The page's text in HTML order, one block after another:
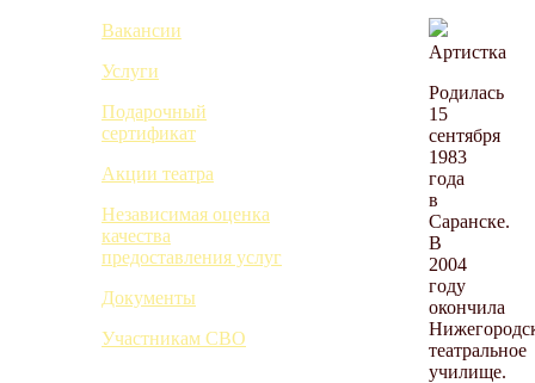
Вакансии
Услуги
Подарочный
сертификат
Акции театра
Независимая оценка
качества
предоставления услуг
Документы
Участникам СВО
Артистка
Родилась
15
сентября
1983
года
в
Саранске.
В
2004
году
окончила
театральное
училище.